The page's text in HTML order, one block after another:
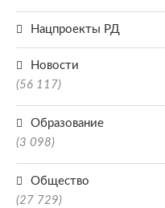
Нацпроекты РД
Новости
(56 117)
Образование
(3 098)
Общество
(27 729)